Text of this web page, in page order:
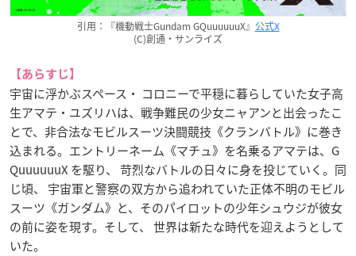
引用：『機動戦士Gundam GQuuuuuuX』 公式X
(C)創通・サンライズ
【あらすじ】
宇宙に浮かぶスペース・ コロニーで平穏に暮らしていた女子高
生アマテ・ユズリハは、戦争難民の少女ニャアンと出会ったこ
とで、非合法なモビルスーツ決闘競技《クランバトル》に巻き
込まれる。エントリーネーム《マチュ》を名乗るアマテは、G
QuuuuuuX を駆り、 苛烈なバトルの日々に身を投じていく。同
じ頃、 宇宙軍と警察の双方から追われていた正体不明のモビル
スーツ《ガンダム》と、そのパイロットの少年シュウジが彼女
の前に姿を現す。そして、 世界は新たな時代を迎えようとして
いた。